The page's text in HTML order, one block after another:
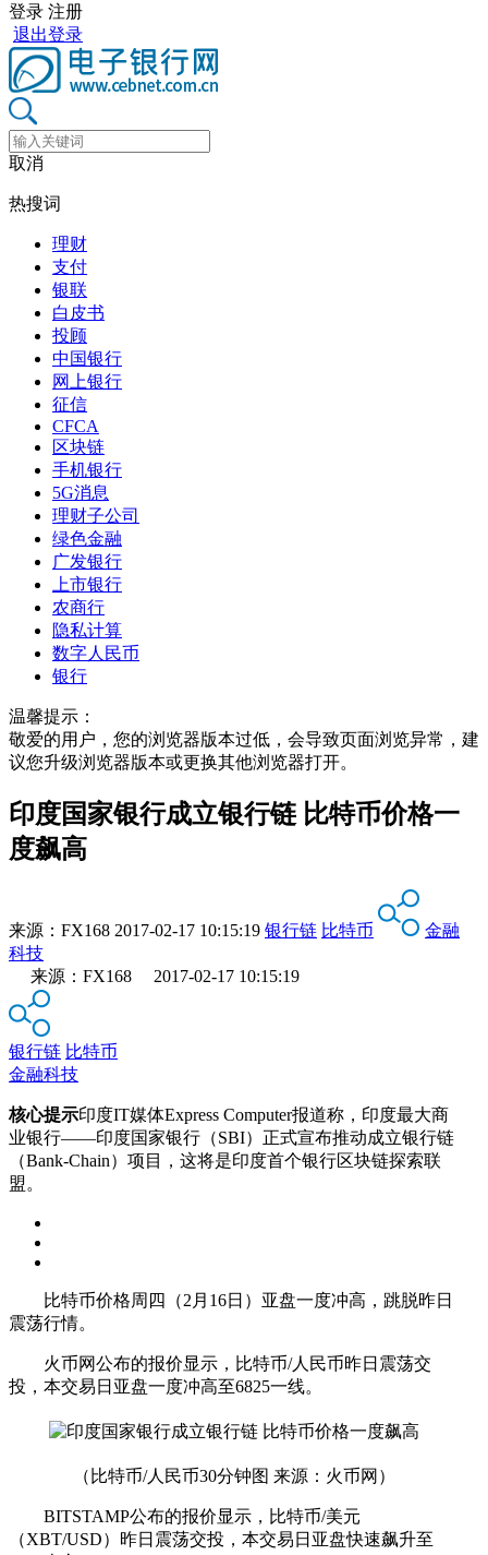
登录 注册
退出登录
取消
热搜词
理财
支付
银联
白皮书
投顾
中国银行
网上银行
征信
CFCA
区块链
手机银行
5G消息
理财子公司
绿色金融
广发银行
上市银行
农商行
隐私计算
数字人民币
银行
温馨提示：
敬爱的用户，您的浏览器版本过低，会导致页面浏览异常，建
议您升级浏览器版本或更换其他浏览器打开。
印度国家银行成立银行链 比特币价格一
度飙高
来源： FX168 2017-02-17 10:15:19 银行链 比特币
金融
科技
来源：FX168 2017-02-17 10:15:19
银行链 比特币
金融科技
核心提示印度IT媒体Express Computer报道称，印度最大商
业银行——印度国家银行（SBI）正式宣布推动成立银行链
（Bank-Chain）项目，这将是印度首个银行区块链探索联
盟。
比特币价格周四（2月16日）亚盘一度冲高，跳脱昨日
震荡行情。
火币网公布的报价显示，比特币/人民币昨日震荡交
投，本交易日亚盘一度冲高至6825一线。
（比特币/人民币30分钟图 来源：火币网）
BITSTAMP公布的报价显示，比特币/美元
（XBT/USD）昨日震荡交投，本交易日亚盘快速飙升至